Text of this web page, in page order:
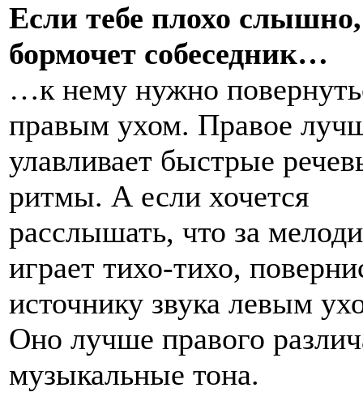
Если тебе плохо
бормочет собеседник…
…к нему нужно
правым ухом. Правое
улавливает быстрые
ритмы. А если хочется
расслышать, что за
играет тихо-тихо,
источнику звука левым
Оно лучше правого
музыкальные тона.